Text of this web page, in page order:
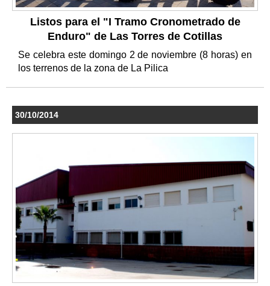
Listos para el "I Tramo Cronometrado de
Enduro" de Las Torres de Cotillas
Se celebra este domingo 2 de noviembre (8 horas) en
los terrenos de la zona de La Pilica
30/10/2014